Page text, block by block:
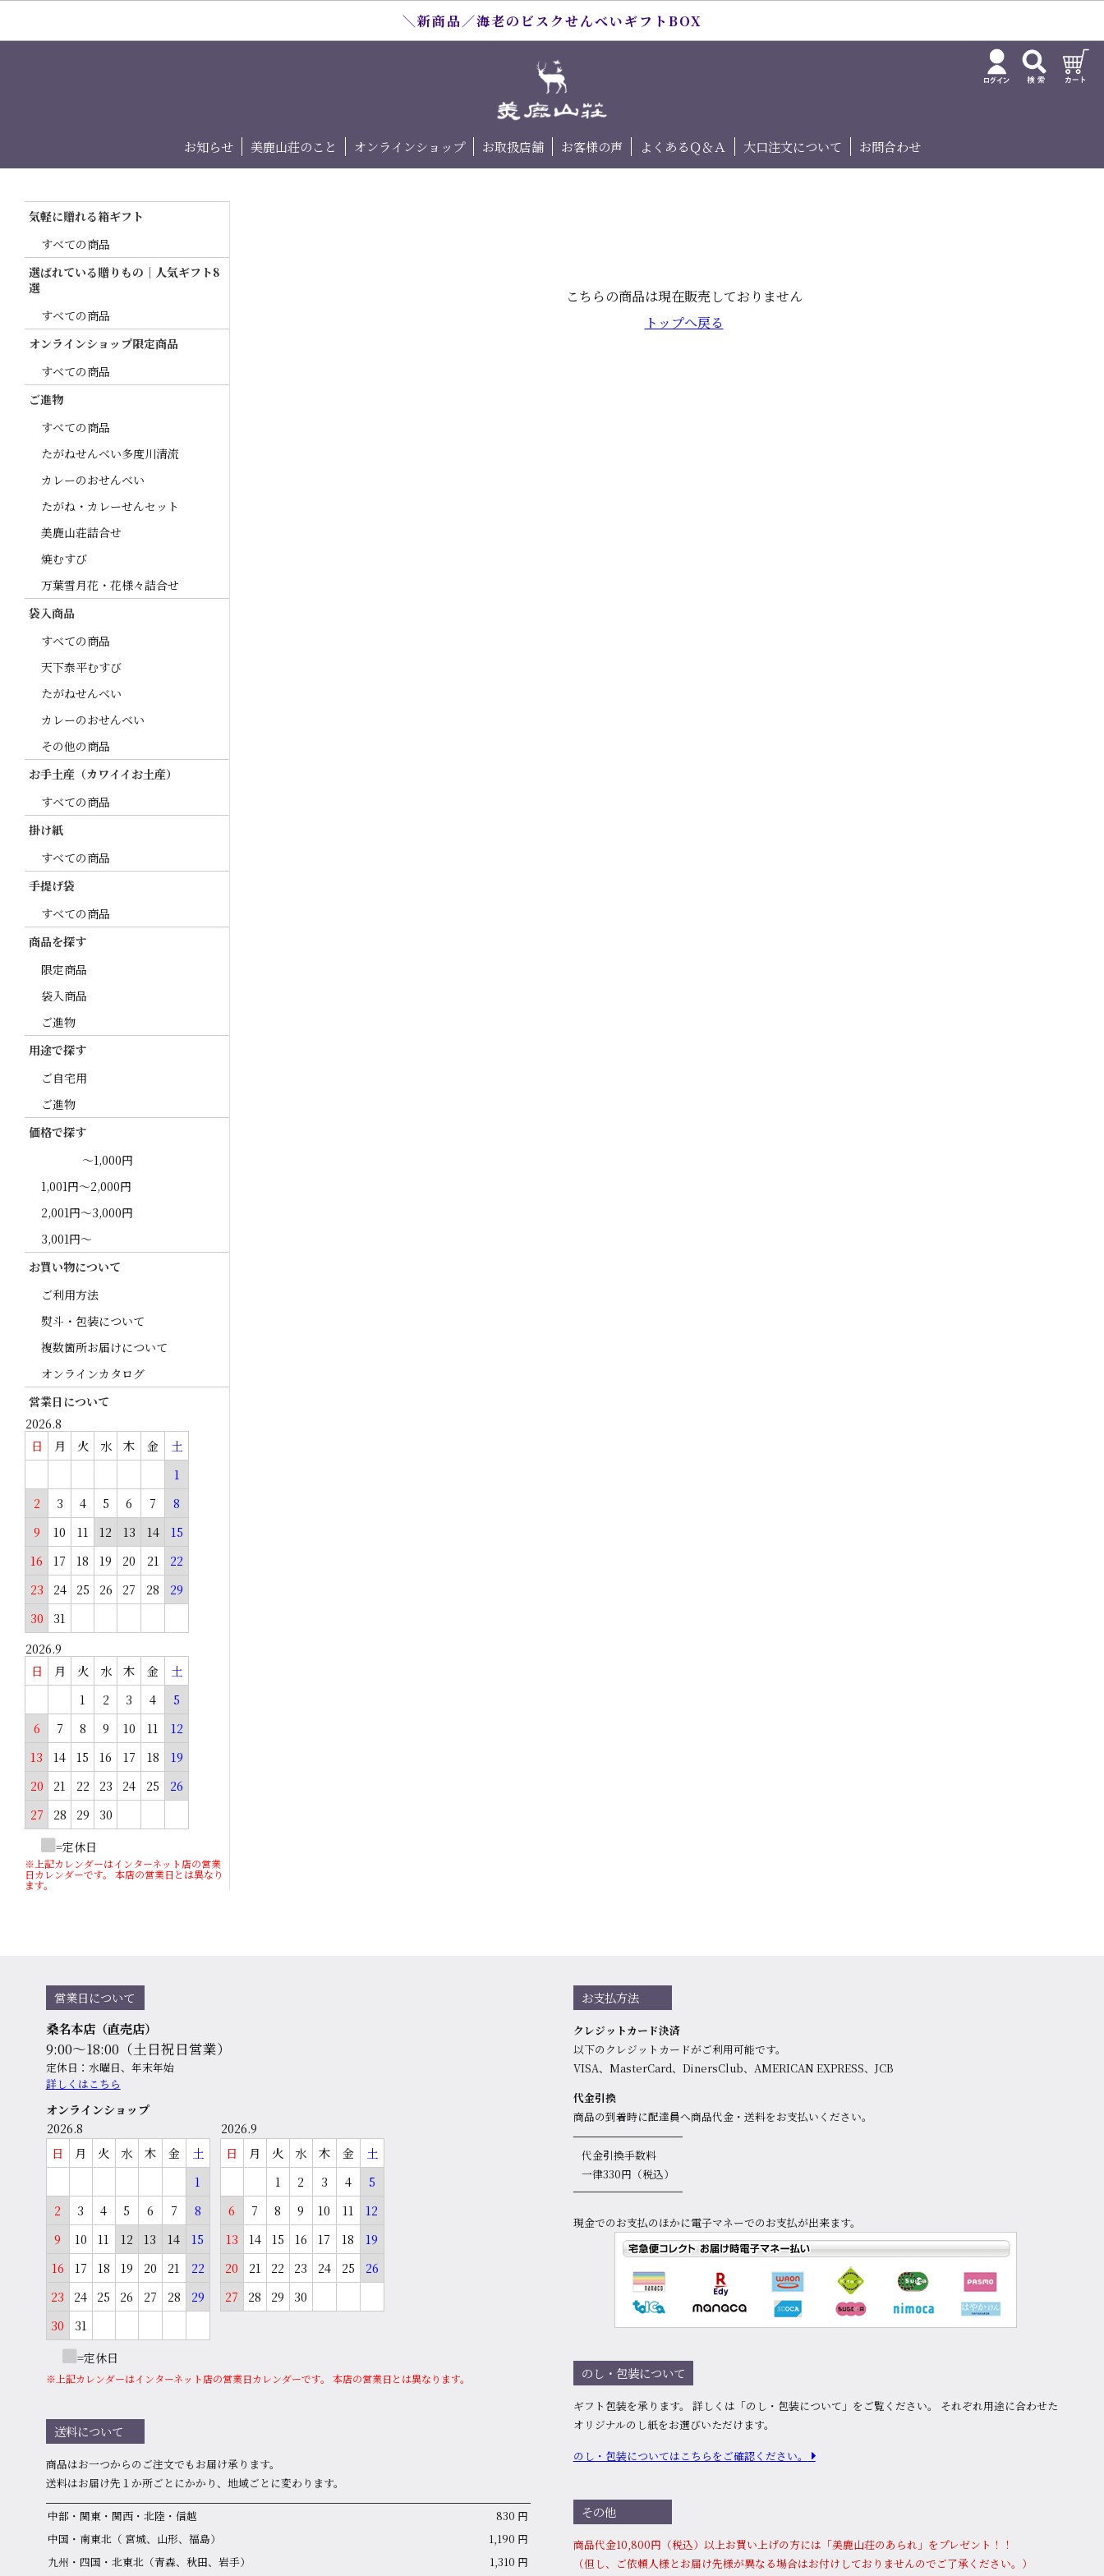
＼新商品／海老のビスクせんべいギフトBOX
お知らせ 美鹿山荘のこと オンラインショップ お取扱店舗 お客様の声 よくあるＱ＆Ａ 大口注文について お問合わせ
こちらの商品は現在販売しておりません
トップへ戻る
気軽に贈れる箱ギフト
すべての商品
選ばれている贈りもの｜人気ギフト8
選
すべての商品
オンラインショップ限定商品
すべての商品
ご進物
すべての商品
たがねせんべい多度川清流
カレーのおせんべい
たがね・カレーせんセット
美鹿山荘詰合せ
焼むすび
万葉雪月花・花様々詰合せ
袋入商品
すべての商品
天下泰平むすび
たがねせんべい
カレーのおせんべい
その他の商品
お手土産（カワイイお土産）
すべての商品
掛け紙
すべての商品
手提げ袋
すべての商品
商品を探す
限定商品
袋入商品
ご進物
用途で探す
ご自宅用
ご進物
価格で探す
～1,000円
1,001円～2,000円
2,001円～3,000円
3,001円～
お買い物について
ご利用方法
熨斗・包装について
複数箇所お届けについて
オンラインカタログ
営業日について
2026.8
日 月 火 水 木 金
土
1
2
3 4 5 6 7
8
9
10 11 12 13 14
15
16
17 18 19 20 21
22
23
24 25 26 27 28
29
30
31
2026.9
日 月 火 水 木 金
土
1
2 3 4
5
6
7 8 9 10 11
12
13
14 15 16 17 18
19
20
21 22 23 24 25
26
27
28 29 30
=定休日
※上記カレンダーはインターネット店の営業
日カレンダーです。 本店の営業日とは異なり
ます。
営業日について
桑名本店（直売店）
9:00～18:00（土日祝日営業）
定休日：水曜日、年末年始
詳しくはこちら
オンラインショップ
2026.8
日 月 火 水 木 金
土
1
2
3 4 5 6 7
8
9
10 11 12 13 14
15
16
17 18 19 20 21
22
23
24 25 26 27 28
29
30
31
2026.9
日 月 火 水 木 金
土
1
2 3 4
5
6
7 8 9 10 11
12
13
14 15 16 17 18
19
20
21 22 23 24 25
26
27
28 29 30
=定休日
※上記カレンダーはインターネット店の営業日カレンダーです。 本店の営業日とは異なります。
送料について
商品はお⼀つからのご注⽂でもお届け承ります。
送料はお届け先１か所ごとにかかり、地域ごとに変わります。
中部・関東・関西・北陸・信越
830 円
中国・南東北（ 宮城、山形、福島）
1,190 円
九州・四国・北東北（青森、秋田、岩手）
1,310 円
お支払方法
クレジットカード決済
以下のクレジットカードがご利用可能です。
VISA、MasterCard、DinersClub、AMERICAN EXPRESS、JCB
代金引換
商品の到着時に配達員へ商品代金・送料をお支払いください。
代金引換手数料
一律330円（税込）
現金でのお支払のほかに電子マネーでのお支払が出来ます。
のし・包装について
ギフト包装を承ります。 詳しくは「のし・包装について」をご覧ください。 それぞれ用途に合わせた
オリジナルのし紙をお選びいただけます。
のし・包装についてはこちらをご確認ください。
その他
商品代⾦10,800円（税込）以上お買い上げの⽅には「美鹿山荘のあられ」をプレゼント！！
（但し、ご依頼人様とお届け先様が異なる場合はお付けしておりませんのでご了承ください。）